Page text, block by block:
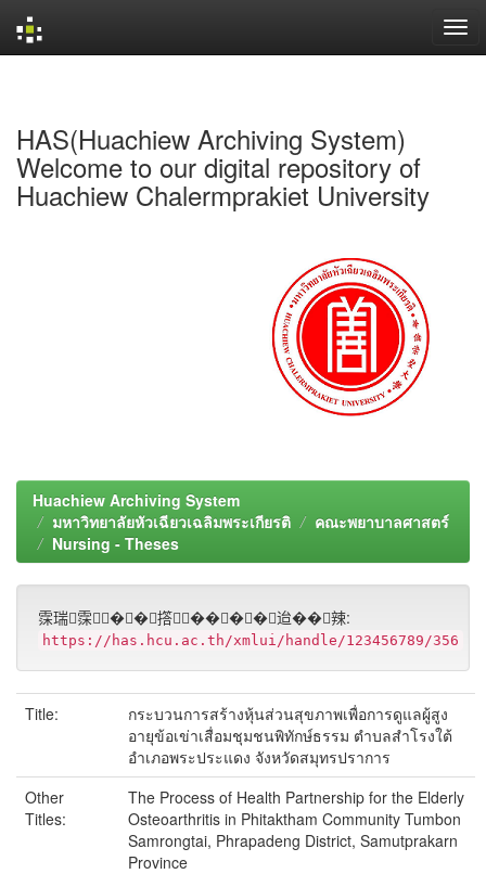
HAS(Huachiew Archiving System)
Welcome to our digital repository of
Huachiew Chalermprakiet University
Huachiew Archiving System
มหาวิทยาลัยหัวเฉียวเฉลิมพระเกียรติ
คณะพยาบาลศาสตร์
Nursing - Theses
霂瑞霂��撘����迨��辣:
https://has.hcu.ac.th/xmlui/handle/123456789/356
Title:
กระบวนการสร้างหุ้นส่วนสุขภาพเพื่อการดูแลผู้สูง
อายุข้อเข่าเสื่อมชุมชนพิทักษ์ธรรม ตำบลสำโรงใต้
อำเภอพระประแดง จังหวัดสมุทรปราการ
Other
Titles:
The Process of Health Partnership for the Elderly
Osteoarthritis in Phitaktham Community Tumbon
Samrongtai, Phrapadeng District, Samutprakarn
Province